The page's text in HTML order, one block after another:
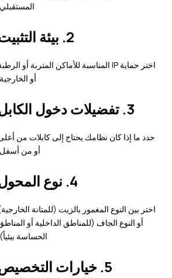
المستقبلي.
2. بيئة التثبيت
اختر حماية IP المناسبة للأماكن المتربة أو الرطبة
أو الخارجية.
3. تفضيلات دخول الكابل
حدد ما إذا كان نظامك يحتاج إلى كابلات من أعلى
أو من أسفل.
4. نوع المحول
اختر بين النوع المغمور بالزيت (للمتانة الخارجية)
أو النوع الجاف (للمناطق الداخلية أو المناطق
الحساسة بيئياً).
5. خيارات التخصيص